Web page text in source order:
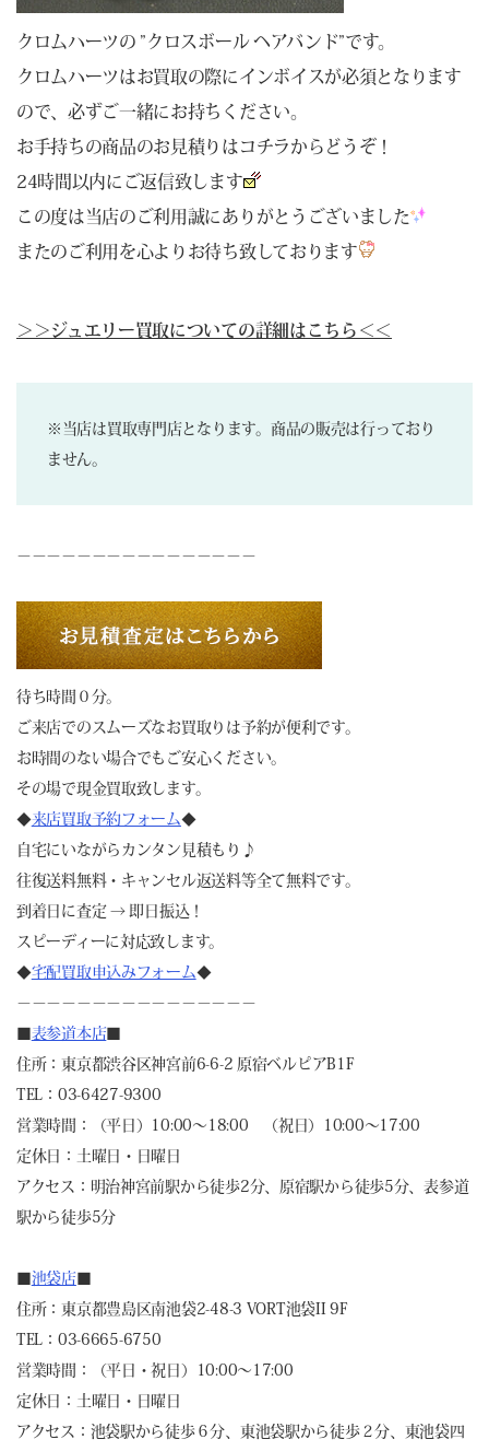
クロムハーツの ”クロスボール ヘアバンド”です。
クロムハーツはお買取の際にインボイスが必須となります
ので、必ずご一緒にお持ちください。
お手持ちの商品のお見積りはコチラからどうぞ！
24時間以内にご返信致します
この度は当店のご利用誠にありがとうございました
またのご利用を心よりお待ち致しております
＞＞ジュエリー買取についての詳細はこちら＜＜
※当店は買取専門店となります。商品の販売は行っており
ません。
－－－－－－－－－－－－－－－－
待ち時間０分。
ご来店でのスムーズなお買取りは予約が便利です。
お時間のない場合でもご安心ください。
その場で現金買取致します。
◆来店買取予約フォーム◆
自宅にいながらカンタン見積もり♪
往復送料無料・キャンセル返送料等全て無料です。
到着日に査定 → 即日振込！
スピーディーに対応致します。
◆宅配買取申込みフォーム◆
－－－－－－－－－－－－－－－－
表参道本店
住所：東京都渋谷区神宮前6-6-2 原宿ベルピアB1F
TEL：03-6427-9300
営業時間：（平日）10:00～18:00 （祝日）10:00～17:00
定休日：土曜日・日曜日
アクセス：明治神宮前駅から徒歩2分、原宿駅から徒歩5分、表参道
駅から徒歩5分
池袋店
住所：東京都豊島区南池袋2-48-3 VORT池袋II 9F
TEL：03-6665-6750
営業時間：（平日・祝日）10:00～17:00
定休日：土曜日・日曜日
アクセス：池袋駅から徒歩６分、東池袋駅から徒歩２分、東池袋四